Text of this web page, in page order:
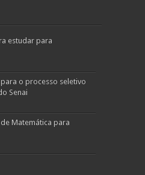
estudar para
o processo seletivo
Senai
Matemática para